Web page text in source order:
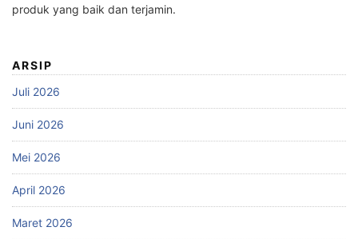
produk yang baik dan terjamin.
ARSIP
Juli 2026
Juni 2026
Mei 2026
April 2026
Maret 2026